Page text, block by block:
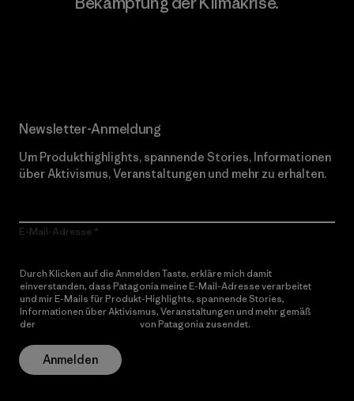
Newsletter-Anmeldung
Um Produkthighlights, spannende Stories, Informationen
über Aktivismus, Veranstaltungen und mehr zu erhalten.
E-Mail-Adresse
Durch Klicken auf die Anmelden Taste, erkläre mich damit
einverstanden, dass Patagonia meine E-Mail-Adresse verarbeitet
und mir E-Mails für Produkt-Highlights, spannende Stories,
Informationen über Aktivismus, Veranstaltungen und mehr gemäß
der
von Patagonia zusendet.
Anmelden